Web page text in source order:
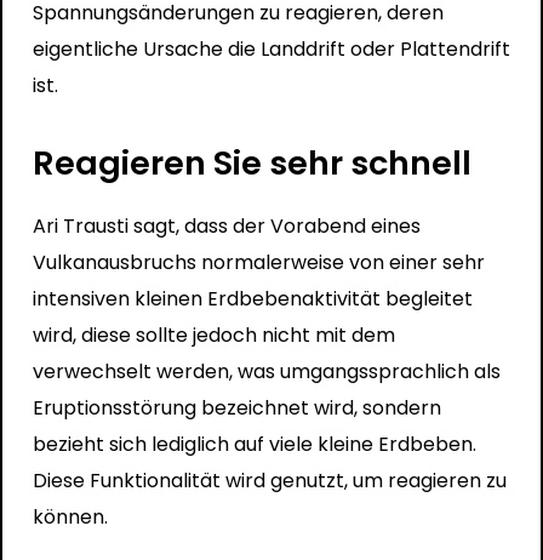
Spannungsänderungen zu reagieren, deren
eigentliche Ursache die Landdrift oder Plattendrift
ist.
Reagieren Sie sehr schnell
Ari Trausti sagt, dass der Vorabend eines
Vulkanausbruchs normalerweise von einer sehr
intensiven kleinen Erdbebenaktivität begleitet
wird, diese sollte jedoch nicht mit dem
verwechselt werden, was umgangssprachlich als
Eruptionsstörung bezeichnet wird, sondern
bezieht sich lediglich auf viele kleine Erdbeben.
Diese Funktionalität wird genutzt, um reagieren zu
können.